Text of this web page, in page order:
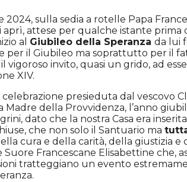
sulla sedia a rotelle Papa
aprì, attese per qualche istante prima
al Giubileo della Speranza da lui
per il Giubileo ma soprattutto per il
vigoroso invito, quasi un grido, ad
XIV.
presieduta dal vescovo
della Provvidenza, l’anno
dato che la nostra Casa era
che non solo il Santuario ma
cura e della carità, della giustizia e
Francescane Elisabettine che,
tratteggiano un evento